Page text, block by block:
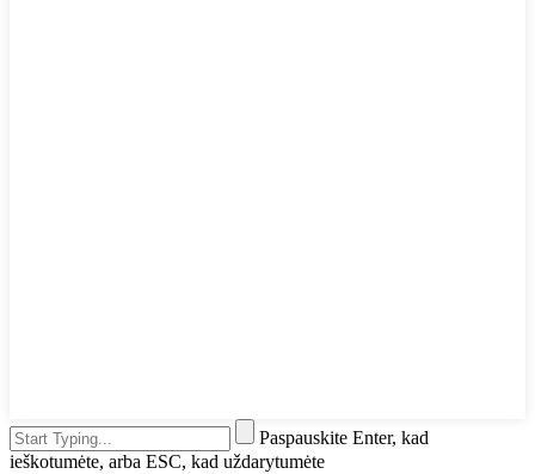
Paspauskite Enter, kad
ieškotumėte, arba ESC, kad uždarytumėte